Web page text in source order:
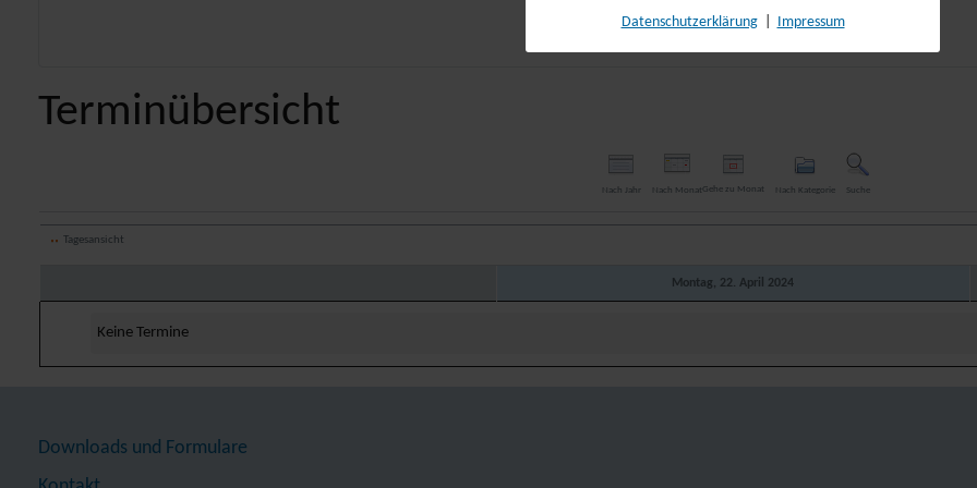
Terminübersicht
Nach Jahr Nach MonatGehe zu Monat Nach Kategorie Suche
Tagesansicht
Montag, 22. April 2024
Keine Termine
Downloads und Formulare
Datenschutzerklärung Impressum